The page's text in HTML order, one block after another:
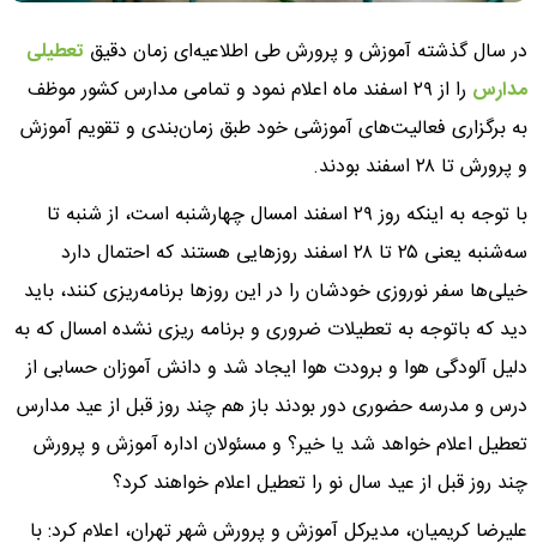
در سال گذشته آموزش و پرورش طی اطلاعیه‌ای زمان دقیق تعطیلی
مدارس
را از ۲۹ اسفند ماه اعلام نمود و تمامی مدارس کشور موظف
به برگزاری فعالیت‌های آموزشی خود طبق زمان‌بندی و تقویم آموزش
و پرورش تا ۲۸ اسفند بودند.
با توجه به اینکه روز ۲۹ اسفند امسال چهارشنبه است، از شنبه تا
سه‌شنبه یعنی ۲۵ تا ۲۸ اسفند روزهایی هستند که احتمال دارد
خیلی‌ها سفر نوروزی خودشان را در این روزها برنامه‌ریزی کنند، باید
دید که باتوجه به تعطیلات ضروری و برنامه ریزی نشده امسال که به
دلیل آلودگی هوا و برودت هوا ایجاد شد و دانش آموزان حسابی از
درس و مدرسه حضوری دور بودند باز هم چند روز قبل از عید مدارس
تعطیل اعلام خواهد شد یا خیر؟ و مسئولان اداره آموزش و پرورش
چند روز قبل از عید سال نو را تعطیل اعلام خواهند کرد؟
علیرضا کریمیان، مدیرکل آموزش و پرورش شهر تهران، اعلام کرد: با